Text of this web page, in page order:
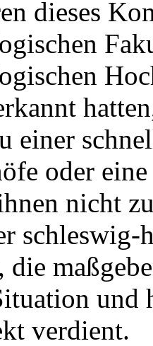
dieses
einer
oder
nicht
schleswig-
die
und
verdient.